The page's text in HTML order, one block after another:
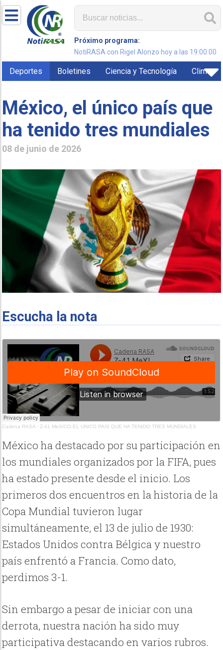
Próximo programa:
NotiRASA con Rigel Alonzo hoy a las 19:00:00
Deportes Boletines Ciencia y Tecnología Clima
México, el único país que
ha tenido tres mundiales
08 de junio de 2026
Escucha la nota
Cadena RASA · Z-41 MeXICO EL UNICO PAIS QUE HA TENIDO TRES MUNDIALES
México ha destacado por su participación en
los mundiales organizados por la FIFA, pues
ha estado presente desde el inicio. Los
primeros dos encuentros en la historia de la
Copa Mundial tuvieron lugar
simultáneamente, el 13 de julio de 1930:
Estados Unidos contra Bélgica y nuestro
país enfrentó a Francia. Como dato,
perdimos 3-1.
Sin embargo a pesar de iniciar con una
derrota, nuestra nación ha sido muy
participativa destacando en varios rubros.